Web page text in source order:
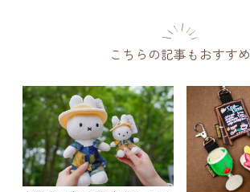
こちらの記事もおすすめ